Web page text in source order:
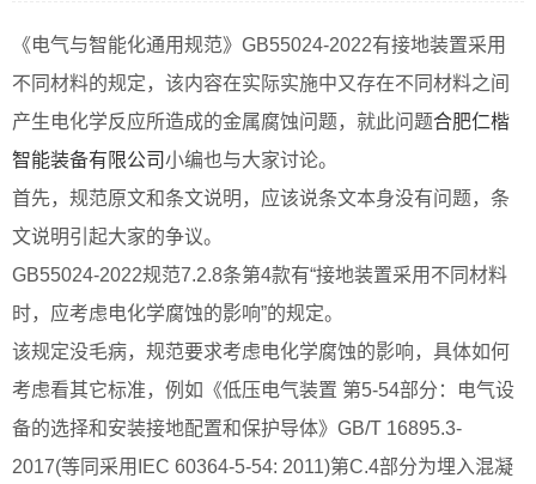
《电气与智能化通用规范》GB55024-2022有接地装置采用
不同材料的规定，该内容在实际实施中又存在不同材料之间
产生电化学反应所造成的金属腐蚀问题，就此问题合肥仁楷
智能装备有限公司小编也与大家讨论。
首先，规范原文和条文说明，应该说条文本身没有问题，条
文说明引起大家的争议。
GB55024-2022规范7.2.8条第4款有“接地装置采用不同材料
时，应考虑电化学腐蚀的影响”的规定。
该规定没毛病，规范要求考虑电化学腐蚀的影响，具体如何
考虑看其它标准，例如《低压电气装置 第5-54部分：电气设
备的选择和安装接地配置和保护导体》GB/T 16895.3-
2017(等同采用IEC 60364-5-54: 2011)第C.4部分为埋入混凝